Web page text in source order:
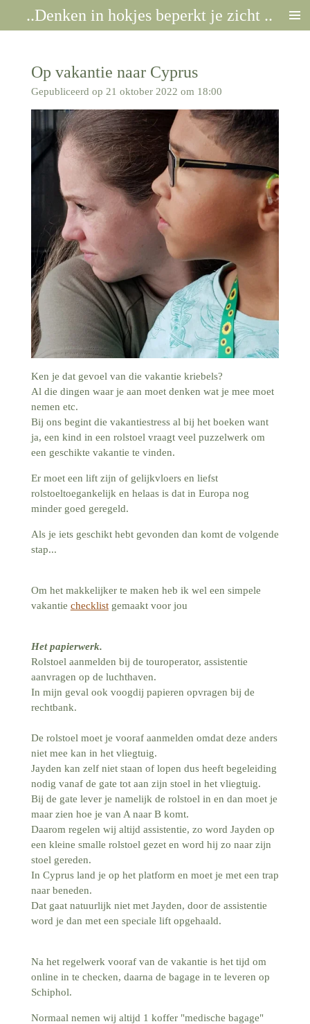
direct
hoofdinhoud
..Denken in hokjes beperkt je zicht ..
Op vakantie naar Cyprus
Gepubliceerd op 21 oktober 2022 om 18:00
Ken je dat gevoel van die vakantie kriebels?
Al die dingen waar je aan moet denken wat je mee moet
nemen etc.
Bij ons begint die vakantiestress al bij het boeken want
ja, een kind in een rolstoel vraagt veel puzzelwerk om
een geschikte vakantie te vinden.
Er moet een lift zijn of gelijkvloers en liefst
rolstoeltoegankelijk en helaas is dat in Europa nog
minder goed geregeld.
Als je iets geschikt hebt gevonden dan komt de volgende
stap...
Om het makkelijker te maken heb ik wel een simpele
vakantie checklistgemaakt voor jou
Het papierwerk.
Rolstoel aanmelden bij de touroperator, assistentie
aanvragen op de luchthaven.
In mijn geval ook voogdij papieren opvragen bij de
rechtbank.
De rolstoel moet je vooraf aanmelden omdat deze anders
niet mee kan in het vliegtuig.
Jayden kan zelf niet staan of lopen dus heeft begeleiding
nodig vanaf de gate tot aan zijn stoel in het vliegtuig.
Bij de gate lever je namelijk de rolstoel in en dan moet je
maar zien hoe je van A naar B komt.
Daarom regelen wij altijd assistentie, zo word Jayden op
een kleine smalle rolstoel gezet en word hij zo naar zijn
stoel gereden.
In Cyprus land je op het platform en moet je met een trap
naar beneden.
Dat gaat natuurlijk niet met Jayden, door de assistentie
word je dan met een speciale lift opgehaald.
Na het regelwerk vooraf van de vakantie is het tijd om
online in te checken, daarna de bagage in te leveren op
Schiphol.
Normaal nemen wij altijd 1 koffer "medische bagage"